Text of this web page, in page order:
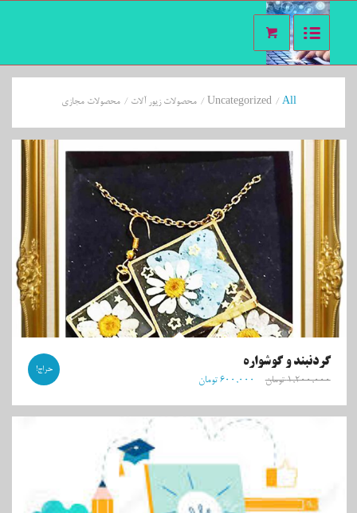
All
/
Uncategorized
/ محصولات زیور آلات / محصولات مجازی
گردنبند و گوشواره
۱,۲۰۰,۰۰۰ تومان ۶۰۰,۰۰۰ تومان
حراج!